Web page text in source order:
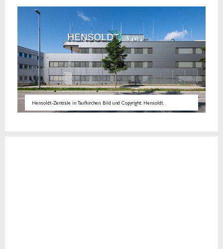
Hensoldt-Zentrale in Taufkirchen. Bild und Copyright: Hensoldt.